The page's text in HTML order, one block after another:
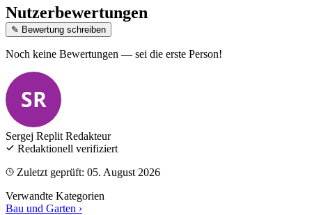
Nutzerbewertungen
✎ Bewertung schreiben
Noch keine Bewertungen — sei die erste Person!
SR
Sergej Replit Redakteur
Redaktionell verifiziert
Zuletzt geprüft: 05. August 2026
Verwandte Kategorien
Bau und Garten ›